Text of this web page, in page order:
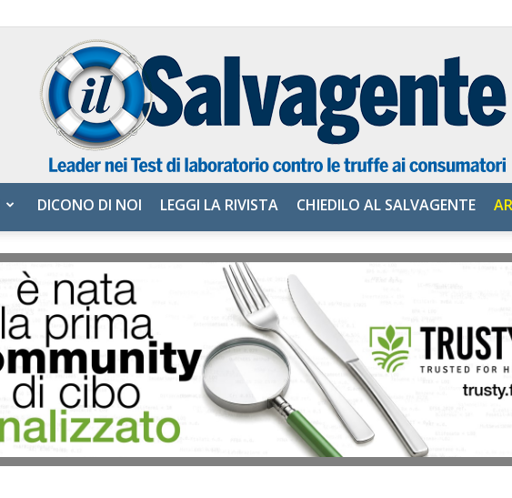
Salvagente
DICONO DI NOI LEGGI LA RIVISTA CHIEDILO AL SALVAGENTE